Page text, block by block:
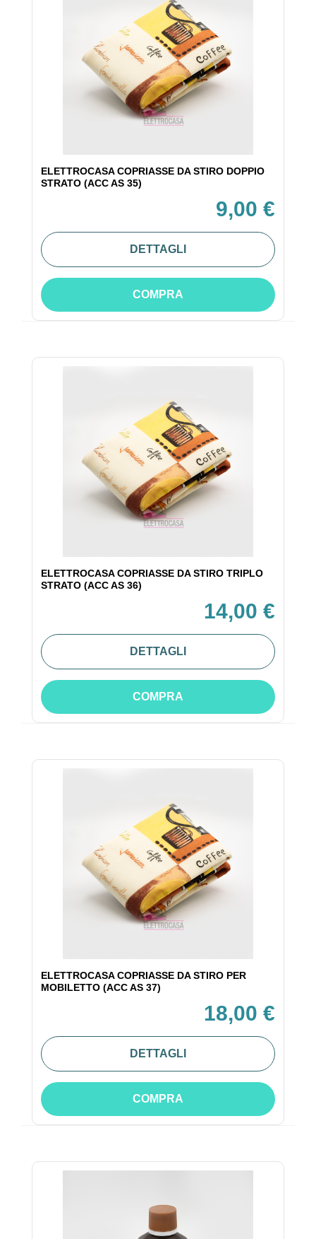
ELETTROCASA COPRIASSE DA STIRO DOPPIO
STRATO (ACC AS 35)
9,00 €
DETTAGLI
COMPRA
ELETTROCASA COPRIASSE DA STIRO TRIPLO
STRATO (ACC AS 36)
14,00 €
DETTAGLI
COMPRA
ELETTROCASA COPRIASSE DA STIRO PER
MOBILETTO (ACC AS 37)
18,00 €
DETTAGLI
COMPRA